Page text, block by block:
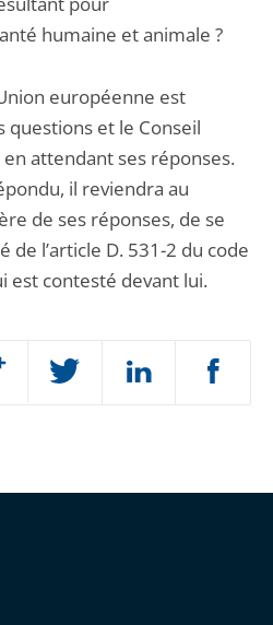
humaine et animale ?
européenne est
questions et le Conseil
en attendant ses réponses.
il reviendra au
de ses réponses, de se
de l’article D. 531-2 du code
est contesté devant lui.